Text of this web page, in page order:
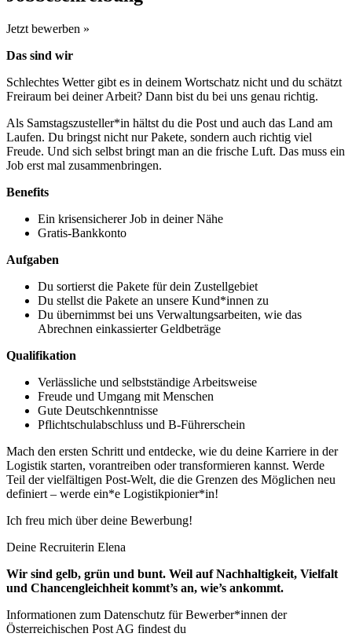
Jetzt bewerben »
Das sind wir
Schlechtes Wetter gibt es in deinem Wortschatz nicht und du schätzt
Freiraum bei deiner Arbeit? Dann bist du bei uns genau richtig.
Als Samstagszusteller*in hältst du die Post und auch das Land am
Laufen. Du bringst nicht nur Pakete, sondern auch richtig viel
Freude. Und sich selbst bringt man an die frische Luft. Das muss ein
Job erst mal zusammenbringen.
Benefits
Ein krisensicherer Job in deiner Nähe
Gratis-Bankkonto
Aufgaben
Du sortierst die Pakete für dein Zustellgebiet
Du stellst die Pakete an unsere Kund*innen zu
Du übernimmst bei uns Verwaltungsarbeiten, wie das
Abrechnen einkassierter Geldbeträge
Qualifikation
Verlässliche und selbstständige Arbeitsweise
Freude und Umgang mit Menschen
Gute Deutschkenntnisse
Pflichtschulabschluss und B-Führerschein
Mach den ersten Schritt und entdecke, wie du deine Karriere in der
Logistik starten, vorantreiben oder transformieren kannst. Werde
Teil der vielfältigen Post-Welt, die die Grenzen des Möglichen neu
definiert – werde ein*e Logistikpionier*in!
Ich freu mich über deine Bewerbung!
Deine Recruiterin Elena
Wir sind gelb, grün und bunt. Weil auf Nachhaltigkeit, Vielfalt
und Chancengleichheit kommt’s an, wie’s ankommt.
Informationen zum Datenschutz für Bewerber*innen der
Österreichischen Post AG findest du